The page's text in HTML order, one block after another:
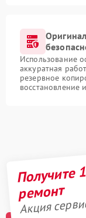
Использование
аккуратная
резервное
Получите
ремонт
Акция